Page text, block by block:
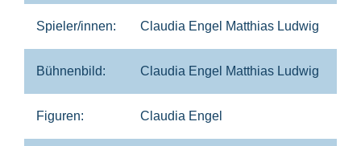
Spieler/innen: Claudia Engel Matthias Ludwig
Bühnenbild: Claudia Engel Matthias Ludwig
Figuren: Claudia Engel